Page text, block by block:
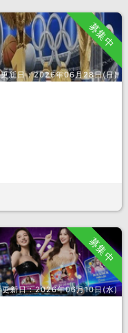
募集中
更新日：2026年06月28日(日)
募集中
更新日：2026年06月10日(水)